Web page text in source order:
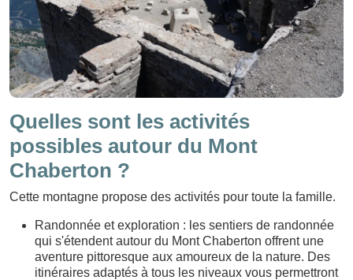
Quelles sont les activités
possibles autour du Mont
Chaberton ?
Cette montagne propose des activités pour toute la famille.
Randonnée et exploration : les sentiers de randonnée
qui s'étendent autour du Mont Chaberton offrent une
aventure pittoresque aux amoureux de la nature. Des
itinéraires adaptés à tous les niveaux vous permettront